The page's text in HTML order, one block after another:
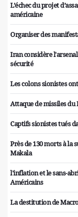
L’échec du projet
américaine
Organiser des
Iran considère
sécurité
Les colons sionistes
Attaque de missiles
Captifs sionistes tués
Près de 130 morts à la
Makala
l'inflation et le sans-
Américains
La destitution de